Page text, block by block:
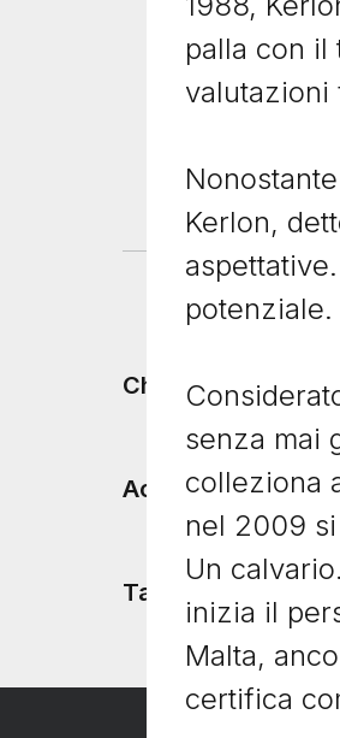
palla con il
valutazioni
Kerlon,
potenziale.
senza mai
colleziona
nel 2009
Un
inizia il
Malta,
certifica
è stato un
il calcio reale non è...
Leggi il racconto
Footer
Chi siamo
Accadde Oggi
Tacchetti TV